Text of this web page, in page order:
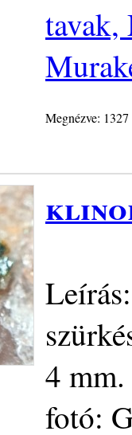
tavak,
Megnézve:
4
fotó: